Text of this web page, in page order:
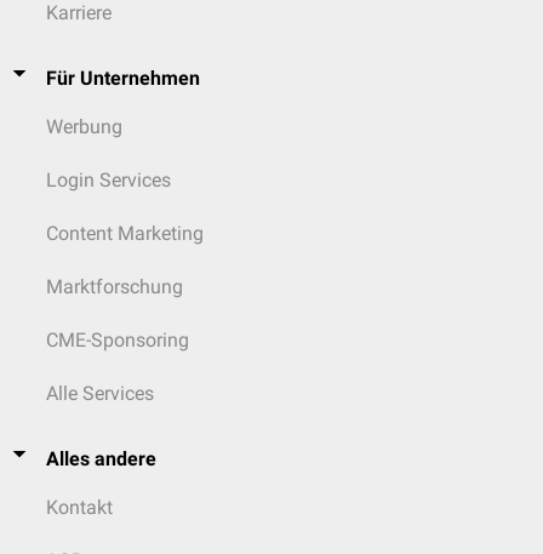
Karriere
Für Unternehmen
Werbung
Login Services
Content Marketing
Marktforschung
CME-Sponsoring
Alle Services
Alles andere
Kontakt